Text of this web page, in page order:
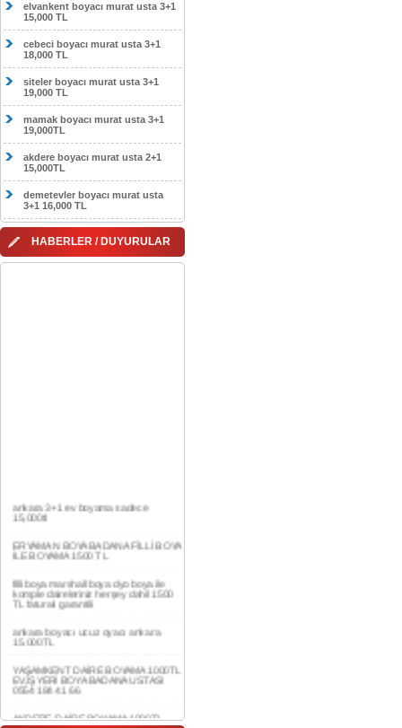
elvankent boyacı murat usta 3+1
15,000 TL
cebeci boyacı murat usta 3+1
18,000 TL
siteler boyacı murat usta 3+1
19,000 TL
mamak boyacı murat usta 3+1
19,000TL
akdere boyacı murat usta 2+1
15,000TL
demetevler boyacı murat usta
3+1 16,000 TL
HABERLER / DUYURULAR
ERYAMAN BOYA BADANA FİLLİ BOYA
İLE BOYAMA 1500 TL
filli boya marshall boya dyo boya ile
komple daireleriniz herşey dahil 1500
ankara boyacı ucuz oyacı ankara
15.000TL
YAŞAMKENT DAİRE BOYAMA 1000TL
EV,İŞYERİ BOYA BADANA USTASI
AKDERE DAİRE BOYAMA 1000TL
EV,İŞYERİ BOYA BADANA USTASI